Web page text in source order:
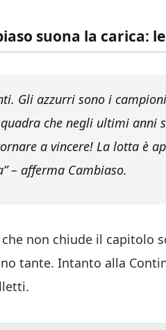
suona la carica:
Gli azzurri sono i
che negli ultimi
a vincere! La lotta è
– afferma Cambiaso.
non chiude il capitolo
tante. Intanto alla